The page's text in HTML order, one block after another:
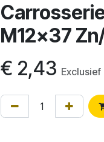
M12x37
€ 2,43